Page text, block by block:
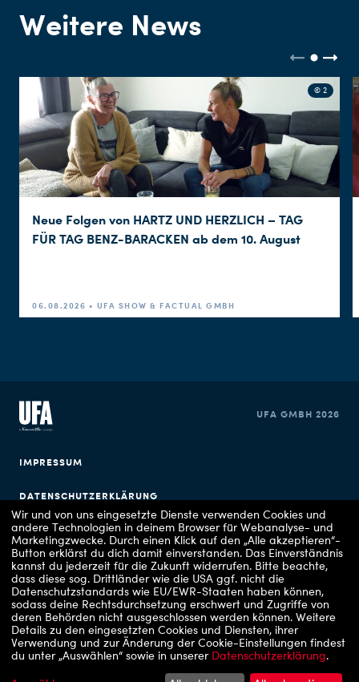
Weitere News
© 2
Neue Folgen von HARTZ UND HERZLICH – TAG
FÜR TAG BENZ-BARACKEN ab dem 10. August
06.08.2026 • UFA SHOW & FACTUAL GMBH
IMPRESSUM
DATENSCHUTZERKLÄRUNG
COOKIE EINSTELLUNGEN
UFA GMBH 2026
Copyrights: 1 - TVNOW Stefan Gregorowius, 2 - RTLZWEI / UFA Show & Factual, 3 -
VOX / UFA Show & Factual, 4 - RTL/ Julia Feldhagen, 5 - ZDF/Sascha Hoecker, 6 -
Wir und von uns eingesetzte Dienste verwenden Cookies und
andere Technologien in deinem Browser für Webanalyse- und
Marketingzwecke. Durch einen Klick auf den „Alle akzeptieren“-
Button erklärst du dich damit einverstanden. Das Einverständnis
kannst du jederzeit für die Zukunft widerrufen. Bitte beachte,
dass diese sog. Drittländer wie die USA ggf. nicht die
Datenschutzstandards wie EU/EWR-Staaten haben können,
sodass deine Rechtsdurchsetzung erschwert und Zugriffe von
deren Behörden nicht ausgeschlossen werden können. Weitere
Details zu den eingesetzten Cookies und Diensten, ihrer
Verwendung und zur Änderung der Cookie-Einstellungen findest
du unter „Auswählen“ sowie in unserer Datenschutzerklärung.